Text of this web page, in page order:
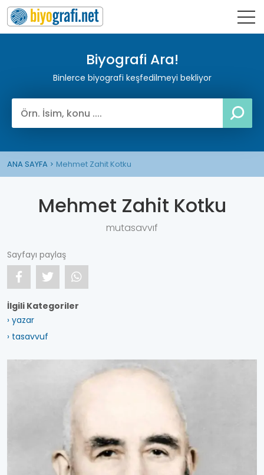
Biyografi Ara!
Binlerce biyografi keşfedilmeyi bekliyor
ANA SAYFA Mehmet Zahit Kotku
Mehmet Zahit Kotku
mutasavvıf
Sayfayı paylaş
İlgili Kategoriler
› yazar
› tasavvuf